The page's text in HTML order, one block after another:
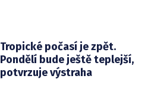
Tropické počasí je zpět.
Pondělí bude ještě teplejší,
potvrzuje výstraha